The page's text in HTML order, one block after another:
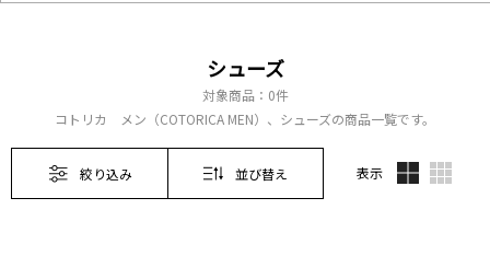
シューズ
対象商品： 0件
コトリカ メン（COTORICA MEN）、シューズの商品一覧です。
絞り込み 並び替え 表示